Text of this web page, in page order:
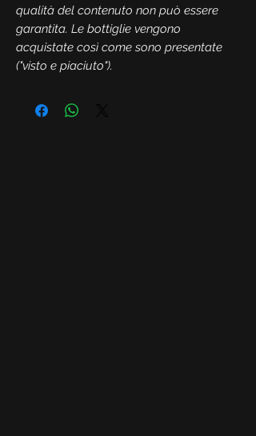
qualità del contenuto non può essere
garantita. Le bottiglie vengono
acquistate così come sono presentate
("visto e piaciuto").